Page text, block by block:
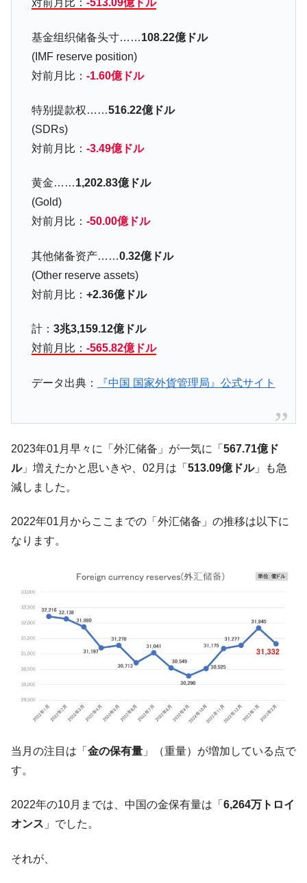
だ。
『Money1』
『韓国銀行』が「金の保有量を増やしま
す」⇒「金を経由するドル入手」手段ではないのか？
ル」まで拡大 ⇒ 海外資金の動きに強く左右される状態
『Money1』
い「50.5％」に上昇
た ⇒ 国家が行った恐るべき株価操作であり、空前の国政壟
『Money1』
韓国･警察職員が「丸刈りになって抗議活
『Money1』
中国だけが鉄鋼輸出を異常増加させる ⇒ 中
国の過剰生産が世界を蝕む。
『Money1』
韓国製造業「半導体絶好調」のウラで他業
『Money1』
【米韓激突案件】韓国消費者院が『クーパ
ン』1人当たり賠償10万ウォンを認定 ⇒ 総額3兆7,000億
に韓国がいっちょがみしたのでは。
『Money1』
韓国政府『BYD』車への補助金を全廃 ⇒ 実
は韓国で『BYD』車は売れている。6カ月で対前年同期比
『Money1』
在韓米国大使スティールが着韓！⇒ さっそ
く空港に詰めかけ「出て行け！」「極右勢力」のプラカー
韓国政府「2035年までに18.4GW規模のAIデ
ータセンター整備」⇒ だから無理だってば。
『Money1』
ほぼ終わった」
『Money1』
韓国『国民年金公団』株価暴落で200兆蒸
発。
ャンペーン」⇒ あの名物教授も登場！
ぎ」では。
『Money1』
Fact1
日本の誇る海洋資源調査船『白嶺』は先進技術の
塊！
府県とは？
対前月比： -513.09億ドル
基金组织储备头寸……108.22億ドル
(IMF reserve position)
対前月比： -1.60億ドル
特别提款权……516.22億ドル
(SDRs)
対前月比： -3.49億ドル
黄金……1,202.83億ドル
(Gold)
対前月比： -50.00億ドル
其他储备资产……0.32億ドル
(Other reserve assets)
対前月比： +2.36億ドル
計： 3兆3,159.12億ドル
対前月比： -565.82億ドル
データ出典： 『中国 国家外貨管理局』公式サイト
2023年01月早々に「外汇储备」が一気に「 567.71億ド
ル」増えたかと思いきや、02月は「 513.09億ドル」も急
減しました。
2022年01月からここまでの「外汇储备」の推移は以下に
なります。
当月の注目は「 金の保有量 」（重量）が増加している点で
す。
2022年の10月までは、中国の金保有量は「 6,264万トロイ
オンス 」でした。
それが、